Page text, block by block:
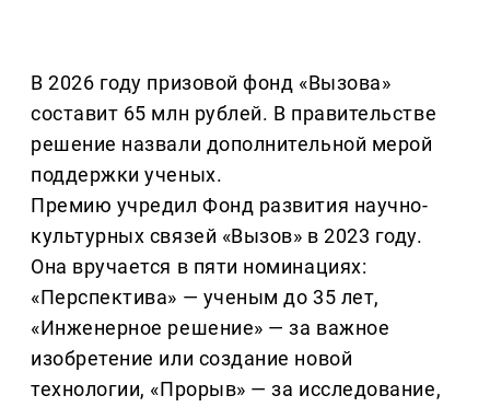
В 2026 году призовой фонд «Вызова»
составит 65 млн рублей. В правительстве
решение назвали дополнительной мерой
поддержки ученых.
Премию учредил Фонд развития научно-
культурных связей «Вызов» в 2023 году.
Она вручается в пяти номинациях:
«Перспектива» — ученым до 35 лет,
«Инженерное решение» — за важное
изобретение или создание новой
технологии, «Прорыв» — за исследование,